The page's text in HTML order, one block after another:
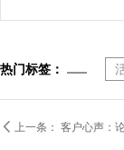
热门标签：
 上一条： 客户心声：